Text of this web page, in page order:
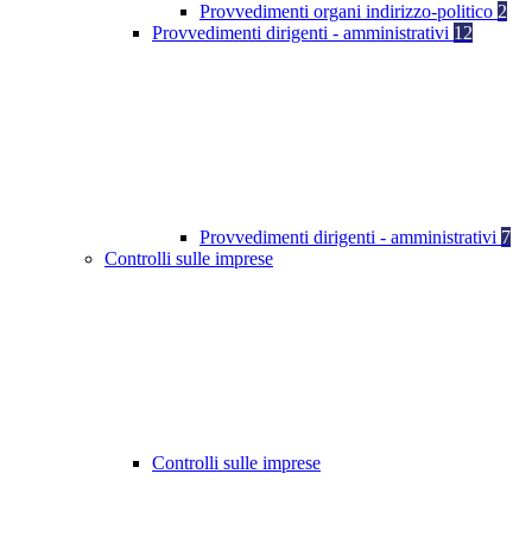
Provvedimenti organi indirizzo-politico 2
Provvedimenti dirigenti - amministrativi 12
Provvedimenti dirigenti - amministrativi 7
Controlli sulle imprese
Controlli sulle imprese